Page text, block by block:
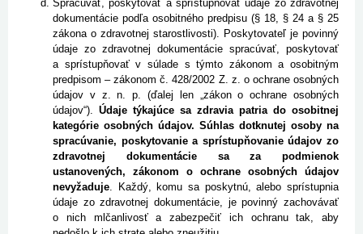
Spracúvať, poskytovať a sprístupňovať údaje zo zdravotnej
dokumentácie podľa osobitného predpisu (§ 18, § 24 a § 25
zákona o zdravotnej starostlivosti). Poskytovateľ je povinný
údaje zo zdravotnej dokumentácie spracúvať, poskytovať
a sprístupňovať v súlade s týmto zákonom a osobitným
predpisom – zákonom č. 428/2002 Z. z. o ochrane osobných
údajov v z. n. p. (ďalej len „zákon o ochrane osobných
údajov“). Údaje týkajúce sa zdravia patria do osobitnej
kategórie osobných údajov. Súhlas dotknutej osoby na
spracúvanie, poskytovanie a sprístupňovanie údajov zo
zdravotnej dokumentácie sa za podmienok
ustanovených, zákonom o ochrane osobných údajov
nevyžaduje . Každý, komu sa poskytnú, alebo sprístupnia
údaje zo zdravotnej dokumentácie, je povinný zachovávať
o nich mlčanlivosť a zabezpečiť ich ochranu tak, aby